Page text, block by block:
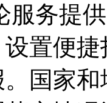
服务提
置便
国家